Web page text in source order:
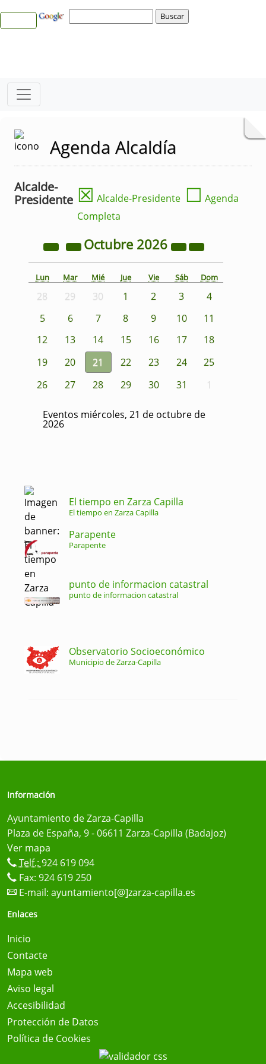
Agenda Alcaldía
Alcalde-
Presidente ☒ Alcalde-Presidente ☐ Agenda
Completa
Octubre 2026
Lun Mar Mié Jue Vie Sáb Dom
28 29 30 1 2 3
4
5
6 7 8 9 10
11
12
13 14 15 16 17
18
19
20 21 22 23 24
25
26
27 28 29 30 31 1
Eventos miércoles, 21 de octubre de
2026
El tiempo en Zarza Capilla
El tiempo en Zarza Capilla
Parapente
Parapente
punto de informacion catastral
punto de informacion catastral
Observatorio Socioeconómico
Municipio de Zarza-Capilla
Información
Ayuntamiento de Zarza-Capilla
Plaza de España, 9 - 06611 Zarza-Capilla (Badajoz)
Ver mapa
Telf.: 924 619 094
Fax: 924 619 250
E-mail: ayuntamiento[@]zarza-capilla.es
Enlaces
Inicio
Contacte
Mapa web
Aviso legal
Accesibilidad
Protección de Datos
Política de Cookies